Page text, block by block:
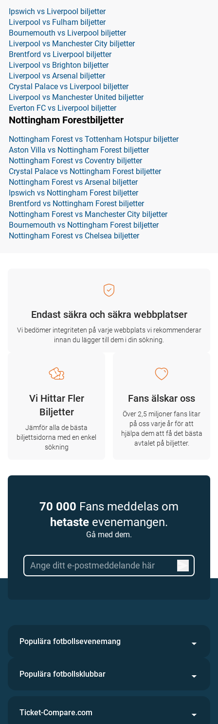
Ipswich vs Liverpool biljetter
Liverpool vs Fulham biljetter
Bournemouth vs Liverpool biljetter
Liverpool vs Manchester City biljetter
Brentford vs Liverpool biljetter
Liverpool vs Brighton biljetter
Liverpool vs Arsenal biljetter
Crystal Palace vs Liverpool biljetter
Liverpool vs Manchester United biljetter
Everton FC vs Liverpool biljetter
Nottingham Forestbiljetter
Nottingham Forest vs Tottenham Hotspur biljetter
Aston Villa vs Nottingham Forest biljetter
Nottingham Forest vs Coventry biljetter
Crystal Palace vs Nottingham Forest biljetter
Nottingham Forest vs Arsenal biljetter
Ipswich vs Nottingham Forest biljetter
Brentford vs Nottingham Forest biljetter
Nottingham Forest vs Manchester City biljetter
Bournemouth vs Nottingham Forest biljetter
Nottingham Forest vs Chelsea biljetter
Endast säkra och säkra webbplatser
Vi bedömer integriteten på varje webbplats vi rekommenderar
innan du lägger till dem i din sökning.
Vi Hittar Fler
Biljetter
Jämför alla de bästa
biljettsidorna med en enkel
sökning
Fans älskar oss
Över 2,5 miljoner fans litar
på oss varje år för att
hjälpa dem att få det bästa
avtalet på biljetter.
70 000 Fans meddelas om
hetaste evenemangen.
Gå med dem.
Populära fotbollsevenemang
Populära fotbollsklubbar
Ticket-Compare.com